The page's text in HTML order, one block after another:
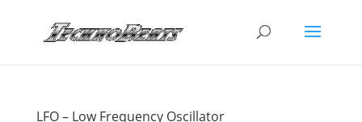
LFO – Low Frequency Oscillator